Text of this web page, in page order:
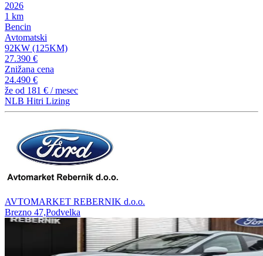
2026
1 km
Bencin
Avtomatski
92KW (125KM)
27.390 €
Znižana cena
24.490 €
že od 181 € / mesec
NLB Hitri Lizing
AVTOMARKET REBERNIK d.o.o.
Brezno 47,Podvelka